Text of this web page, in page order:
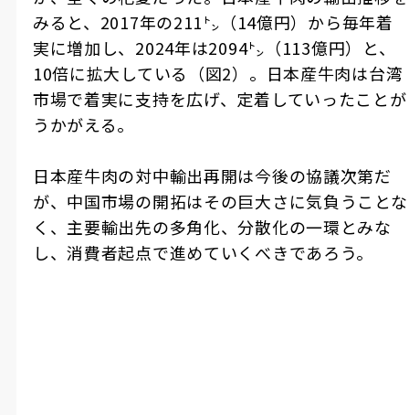
みると、2017年の211㌧（14億円）から毎年着
実に増加し、2024年は2094㌧（113億円）と、
10倍に拡大している（図2）。日本産牛肉は台湾
市場で着実に支持を広げ、定着していったことが
うかがえる。
日本産牛肉の対中輸出再開は今後の協議次第だ
が、中国市場の開拓はその巨大さに気負うことな
く、主要輸出先の多角化、分散化の一環とみな
し、消費者起点で進めていくべきであろう。